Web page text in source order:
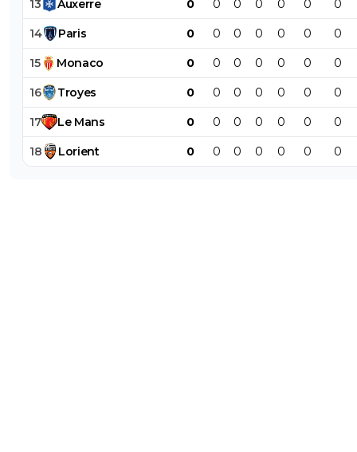
13 Auxerre 0 0 0 0 0 0 0
14 Paris 0 0 0 0 0 0 0
15 Monaco 0 0 0 0 0 0 0
16 Troyes 0 0 0 0 0 0 0
17 Le Mans 0 0 0 0 0 0 0
18 Lorient 0 0 0 0 0 0 0